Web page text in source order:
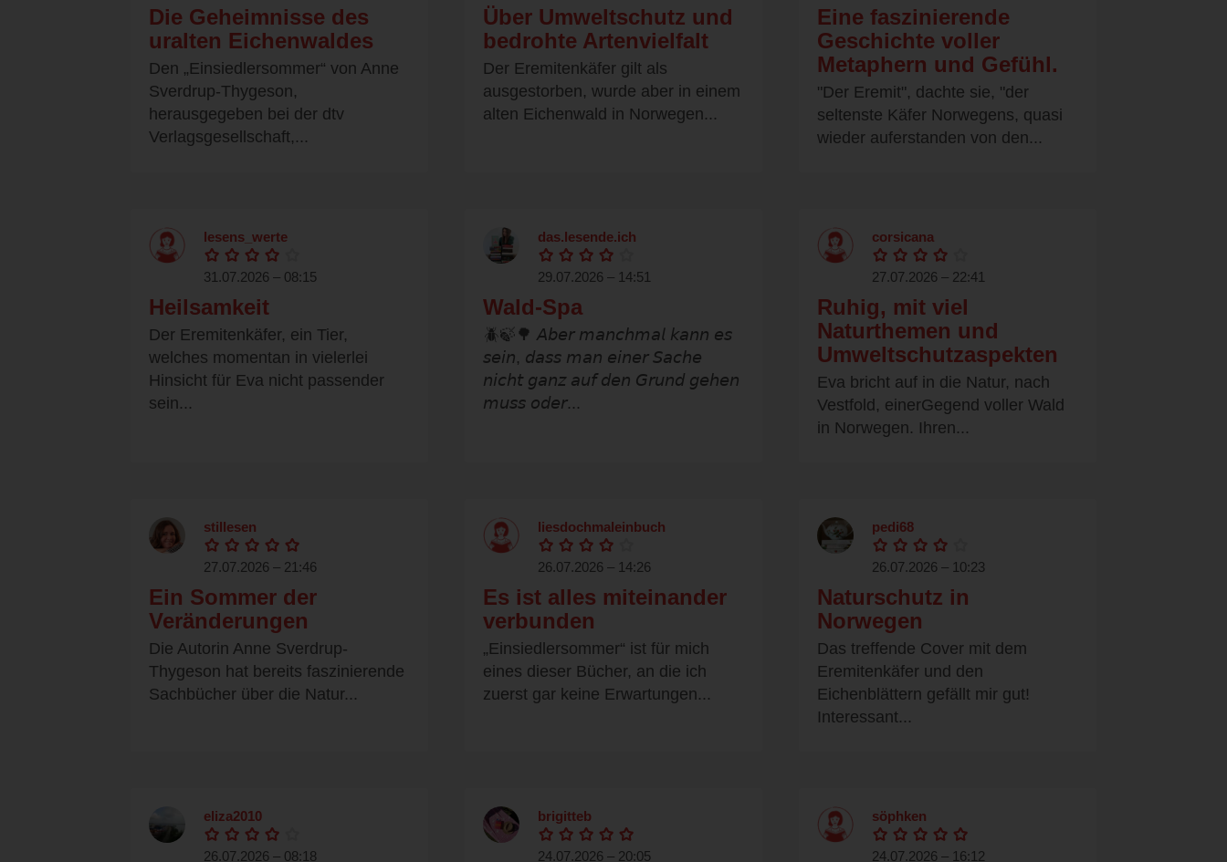
Die Geheimnisse des
uralten Eichenwaldes
Den „Einsiedlersommer“ von Anne
Sverdrup-Thygeson,
herausgegeben bei der dtv
Verlagsgesellschaft,...
Über Umweltschutz und
bedrohte Artenvielfalt
Der Eremitenkäfer gilt als
ausgestorben, wurde aber in einem
alten Eichenwald in Norwegen...
Eine faszinierende
Geschichte voller
Metaphern und Gefühl.
"Der Eremit", dachte sie, "der
seltenste Käfer Norwegens, quasi
wieder auferstanden von den...
lesens_werte
31.07.2026 – 08:15
Heilsamkeit
Der Eremitenkäfer, ein Tier,
welches momentan in vielerlei
Hinsicht für Eva nicht passender
sein...
das.lesende.ich
29.07.2026 – 14:51
Wald-Spa
🪲🍃🌳 𝘈𝘣𝘦𝘳 𝘮𝘢𝘯𝘤𝘩𝘮𝘢𝘭 𝘬𝘢𝘯𝘯 𝘦𝘴
𝘴𝘦𝘪𝘯, 𝘥𝘢𝘴𝘴 𝘮𝘢𝘯 𝘦𝘪𝘯𝘦𝘳 𝘚𝘢𝘤𝘩𝘦
𝘯𝘪𝘤𝘩𝘵 𝘨𝘢𝘯𝘻 𝘢𝘶𝘧 𝘥𝘦𝘯 𝘎𝘳𝘶𝘯𝘥 𝘨𝘦𝘩𝘦𝘯
𝘮𝘶𝘴𝘴 𝘰𝘥𝘦𝘳...
corsicana
27.07.2026 – 22:41
Ruhig, mit viel
Naturthemen und
Umweltschutzaspekten
Eva bricht auf in die Natur, nach
Vestfold, einerGegend voller Wald
in Norwegen. Ihren...
stillesen
27.07.2026 – 21:46
Ein Sommer der
Veränderungen
Die Autorin Anne Sverdrup-
Thygeson hat bereits faszinierende
Sachbücher über die Natur...
liesdochmaleinbuch
26.07.2026 – 14:26
Es ist alles miteinander
verbunden
„Einsiedlersommer“ ist für mich
eines dieser Bücher, an die ich
zuerst gar keine Erwartungen...
pedi68
26.07.2026 – 10:23
Naturschutz in
Norwegen
Das treffende Cover mit dem
Eremitenkäfer und den
Eichenblättern gefällt mir gut!
Interessant...
eliza2010
26.07.2026 – 08:18
brigitteb
24.07.2026 – 20:05
söphken
24.07.2026 – 16:12